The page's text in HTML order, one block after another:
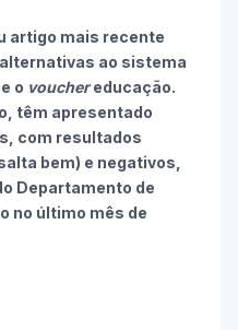
artigo mais recente
ao sistema
o vouchereducação.
têm apresentado
com resultados
bem) e negativos,
Departamento de
no último mês de